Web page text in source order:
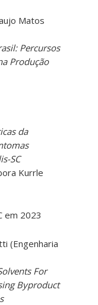
Matos
Percursos
Produção
da
SC
Kurrle
em 2023
(Engenharia
For
Byproduct